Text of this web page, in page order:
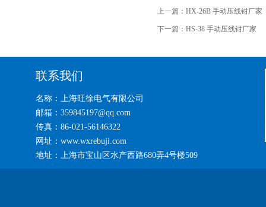
上一篇： HX-26B 手动压线钳厂家
下一篇： HS-38 手动压线钳厂家
联系我们
名称：上海旺徐电气有限公司
邮箱：359845197@qq.com
传真：86-021-56146322
网址：www.wxrebuji.com
地址：上海市宝山区水产西路680弄4号楼509